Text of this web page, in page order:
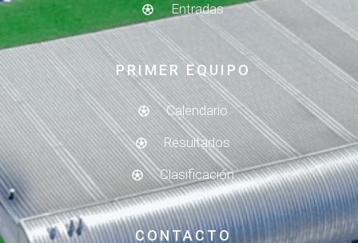
Entradas
PRIMER EQUIPO
Calendario
Resultados
Clasificación
CONTACTO